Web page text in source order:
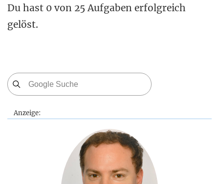
Du hast 0 von 25 Aufgaben erfolgreich
gelöst.
Anzeige: